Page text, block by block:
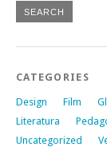
CATEGORIES
Design Film
Literatura
Uncategorized